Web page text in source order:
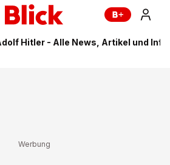
Hitler - Alle News, Artikel und